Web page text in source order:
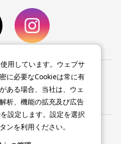
条件等
ーポリシー
に基づく表記
用しています。ウェブサ
に必要なCookieは常に有
ある場合、当社は、ウェ
析、機能の拡充及び広告
設定します。設定を選択
ンを利用ください。